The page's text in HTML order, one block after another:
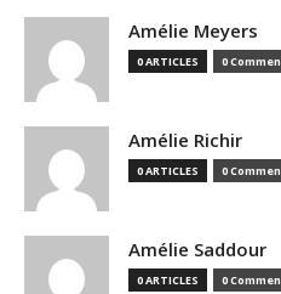
Amélie Meyers
0 ARTICLES 0
Amélie Richir
0 ARTICLES 0
Amélie Saddour
0 ARTICLES 0